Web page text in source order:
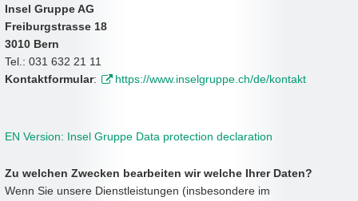
Insel Gruppe AG
Freiburgstrasse 18
3010 Bern
Tel.: 031 632 21 11
Kontaktformular: https://www.inselgruppe.ch/de/kontakt
EN Version: Insel Gruppe Data protection declaration
Zu welchen Zwecken bearbeiten wir welche Ihrer Daten?
Wenn Sie unsere Dienstleistungen (insbesondere im